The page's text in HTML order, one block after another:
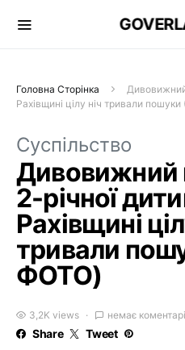
Головна Сторінка
Дивовижний
Рахівщині цілу ніч тривали
Суспільство
Дивовижний
2-річної
Рахівщині
тривали
ФОТО)
3,2K views немає
Share Tweet